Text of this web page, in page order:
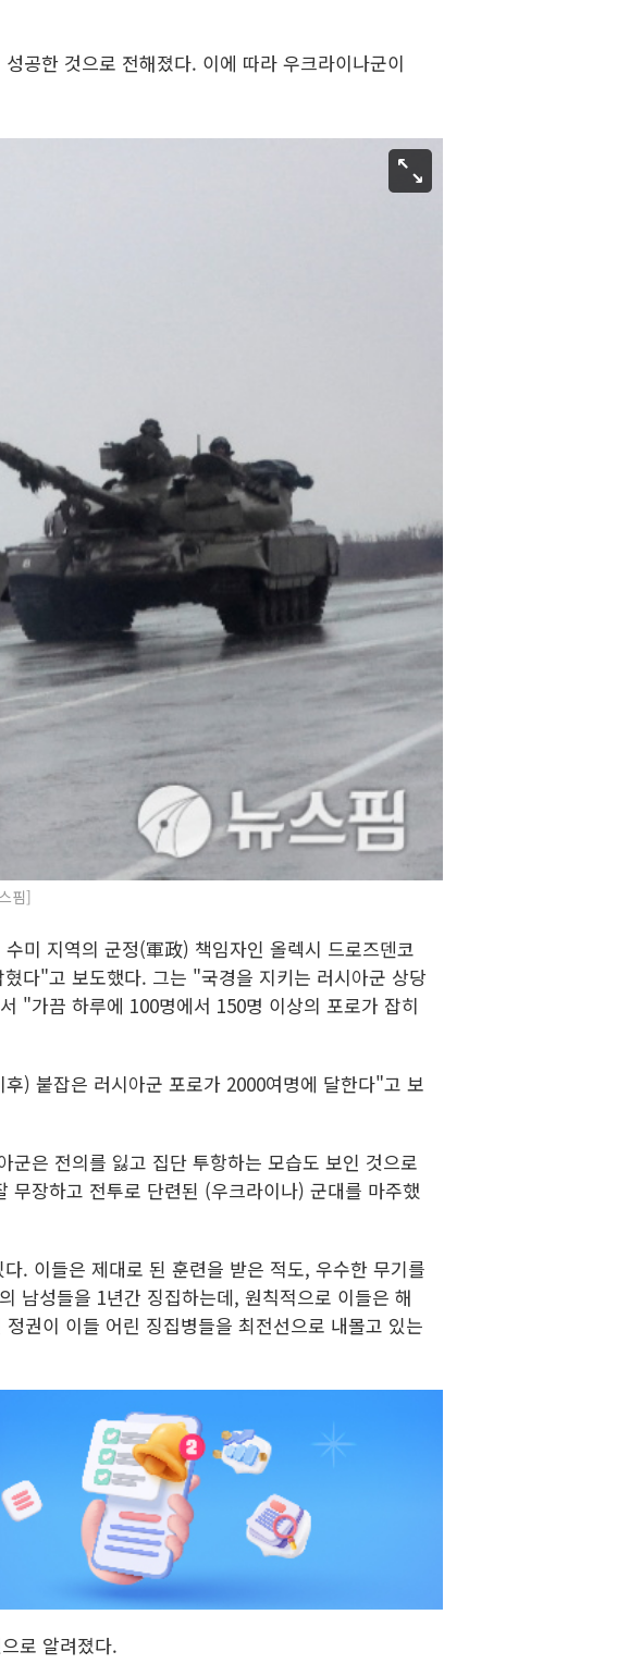
공한 것으로 전해졌다. 이에 따라 우크라이나군이
핌]
미 지역의 군정(軍政) 책임자인 올렉시 드로즈덴코
다"고 보도했다. 그는 "국경을 지키는 러시아군 상당
"가끔 하루에 100명에서 150명 이상의 포로가 잡히
) 붙잡은 러시아군 포로가 2000여명에 달한다"고 보
은 전의를 잃고 집단 투항하는 모습도 보인 것으로
장하고 전투로 단련된 (우크라이나) 군대를 마주했
. 이들은 제대로 된 훈련을 받은 적도, 우수한 무기를
남성들을 1년간 징집하는데, 원칙적으로 이들은 해
권이 이들 어린 징집병들을 최전선으로 내몰고 있는
로 알려졌다.